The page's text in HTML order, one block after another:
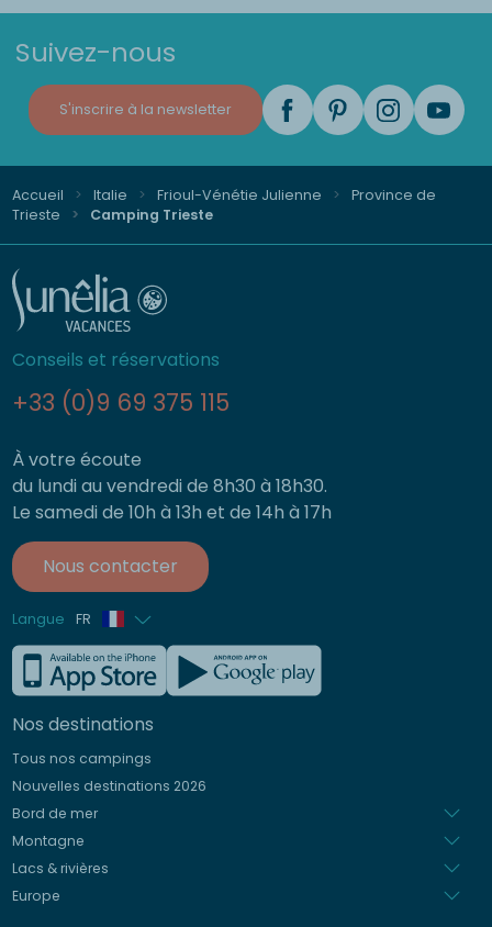
Suivez-nous
S'inscrire à la newsletter
Accueil Italie Frioul-Vénétie Julienne
Province de
Trieste
Camping Trieste
Conseils et réservations
+33 (0)9 69 375 115
À votre écoute
du lundi au vendredi de 8h30 à 18h30.
Le samedi de 10h à 13h et de 14h à 17h
Nous contacter
Langue FR
Anglais
Allemand
Italien
Espagnol
Néerlandais
Nos destinations
Tous nos campings
Nouvelles destinations 2026
Bord de mer
Montagne
Lacs & rivières
Europe